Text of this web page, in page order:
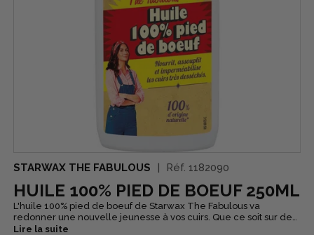
STARWAX THE FABULOUS Réf. 1182090
HUILE 100% PIED DE BOEUF 250ML
L'huile 100% pied de boeuf de Starwax The Fabulous va
redonner une nouvelle jeunesse à vos cuirs. Que ce soit sur des
chaussures, sacs, ou vestes en cuir, l'huile 100% pied de boeuf
Lire la suite